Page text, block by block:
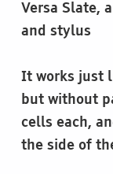
Versa Slate,
and stylus
It works just
but without
cells each,
the side of